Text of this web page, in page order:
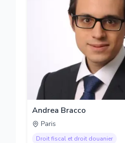
Andrea Bracco
Paris
Droit fiscal et droit douanier